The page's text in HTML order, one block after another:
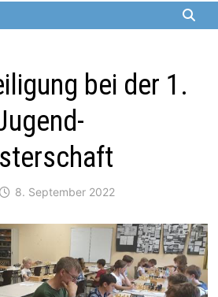
bei der 1.
8. September 2022